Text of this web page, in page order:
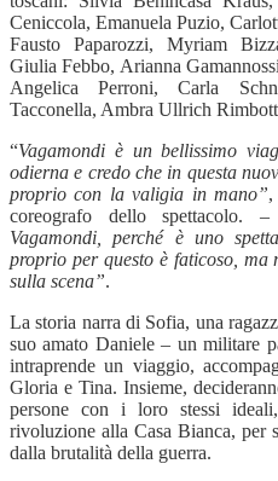
Ceniccola, Emanuela Puzio,
Fausto Paparozzi, Myriam
Giulia Febbo, Arianna
Angelica Perroni, Carla
Tacconella, Ambra Ullrich
“Vagamondi è un bellissimo
odierna e credo che in questa
proprio con la valigia in mano”,
coreografo dello spettacolo. –
Vagamondi, perché è uno
proprio per questo è faticoso,
sulla scena”.
La storia narra di Sofia, una
suo amato Daniele – un militare
intraprende un viaggio,
Gloria e Tina. Insieme,
persone con i loro stessi
rivoluzione alla Casa Bianca, per
dalla brutalità della guerra.